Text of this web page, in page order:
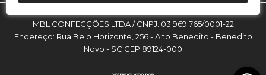
MBL CONFECÇÕES LTDA / CNPJ: 03.969.765/0001-22
Endereço: Rua Belo Horizonte, 256 - Alto Benedito - Benedito
Novo - SC CEP 89124-000